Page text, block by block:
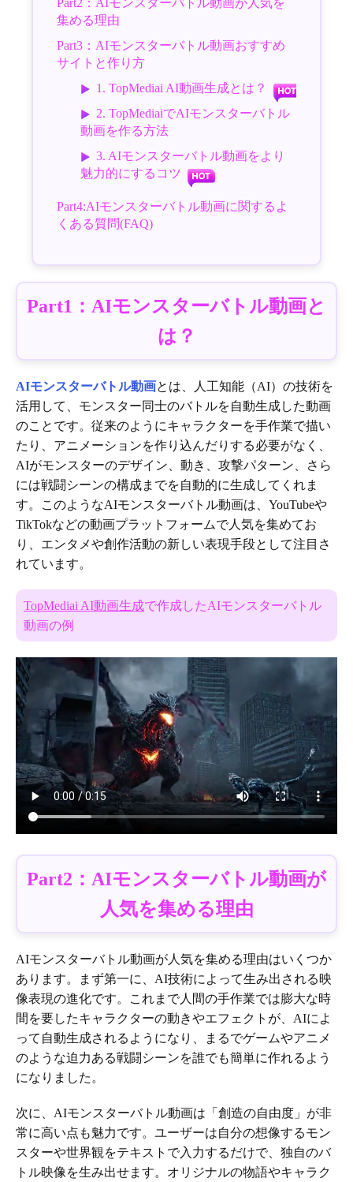
集める理由
Part3：AIモンスターバトル動画おすすめ
サイトと作り方
1. TopMediai AI動画生成とは？
2. TopMediaiでAIモンスターバトル
動画を作る方法
3. AIモンスターバトル動画をより
魅力的にするコツ
Part4:AIモンスターバトル動画に関するよ
くある質問(FAQ)
Part1：AIモンスターバトル動画と
は？
AIモンスターバトル動画とは、人工知能（AI）の技術を
活用して、モンスター同士のバトルを自動生成した動画
のことです。従来のようにキャラクターを手作業で描い
たり、アニメーションを作り込んだりする必要がなく、
AIがモンスターのデザイン、動き、攻撃パターン、さら
には戦闘シーンの構成までを自動的に生成してくれま
す。このようなAIモンスターバトル動画は、YouTubeや
TikTokなどの動画プラットフォームで人気を集めてお
り、エンタメや創作活動の新しい表現手段として注目さ
れています。
TopMediai AI動画生成で作成したAIモンスターバトル
動画の例
Part2：AIモンスターバトル動画が
人気を集める理由
AIモンスターバトル動画が人気を集める理由はいくつか
あります。まず第一に、AI技術によって生み出される映
像表現の進化です。これまで人間の手作業では膨大な時
間を要したキャラクターの動きやエフェクトが、AIによ
って自動生成されるようになり、まるでゲームやアニメ
のような迫力ある戦闘シーンを誰でも簡単に作れるよう
になりました。
次に、AIモンスターバトル動画は「創造の自由度」が非
常に高い点も魅力です。ユーザーは自分の想像するモン
スターや世界観をテキストで入力するだけで、独自のバ
トル映像を生み出せます。オリジナルの物語やキャラク